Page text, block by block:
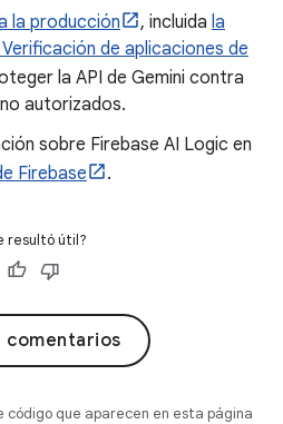
la producción
, incluida la
de aplicaciones de
la API de Gemini contra
autorizados.
sobre Firebase AI Logic en
Firebase .
resultó útil?
comentarios
código que aparecen en esta página